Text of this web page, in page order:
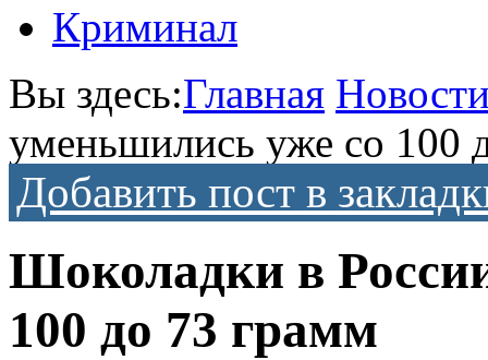
Криминал
Вы здесь:Главная
уменьшились уже со 100
Добавить пост в
Шоколадки в
100 до 73 грамм